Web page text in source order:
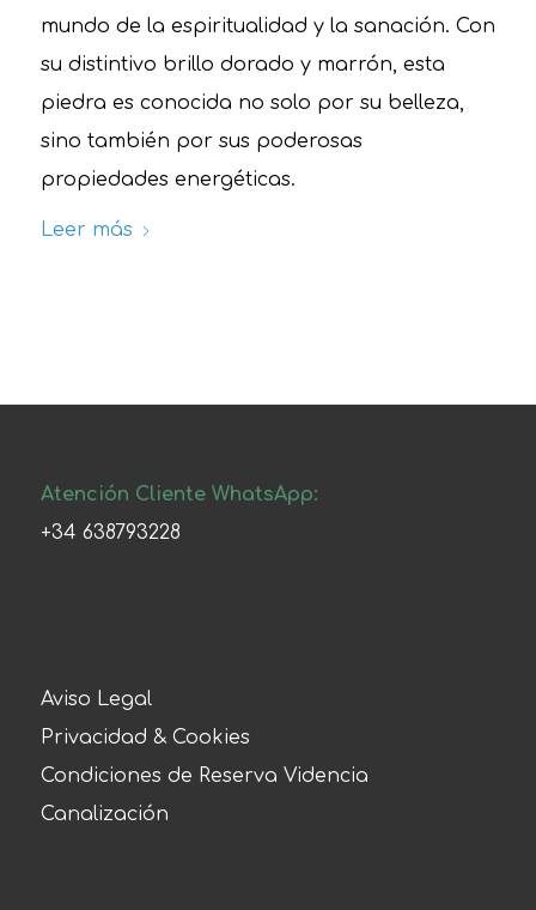
mundo de la espiritualidad y la sanación. Con
su distintivo brillo dorado y marrón, esta
piedra es conocida no solo por su belleza,
sino también por sus poderosas
propiedades energéticas.
Leer más
Atención Cliente WhatsApp:
+34 638793228
Aviso Legal
Privacidad & Cookies
Condiciones de Reserva Videncia
Canalización